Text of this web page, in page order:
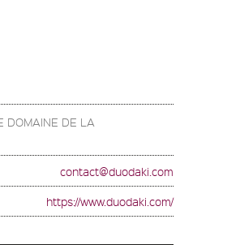
DOMAINE DE LA
contact@duodaki.com
https://www.duodaki.com/